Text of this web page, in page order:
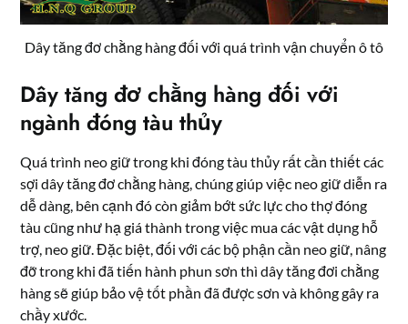
Dây tăng đơ chằng hàng đối với quá trình vận chuyển ô tô
Dây tăng đơ chằng hàng đối với
ngành đóng tàu thủy
Quá trình neo giữ trong khi đóng tàu thủy rất cần thiết các
sợi dây tăng đơ chằng hàng, chúng giúp việc neo giữ diễn ra
dễ dàng, bên cạnh đó còn giảm bớt sức lực cho thợ đóng
tàu cũng như hạ giá thành trong việc mua các vật dụng hỗ
trợ, neo giữ. Đặc biệt, đối với các bộ phận cần neo giữ, nâng
đỡ trong khi đã tiến hành phun sơn thì dây tăng đơi chằng
hàng sẽ giúp bảo vệ tốt phần đã được sơn và không gây ra
chầy xước.